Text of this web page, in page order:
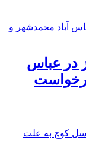
در عباس